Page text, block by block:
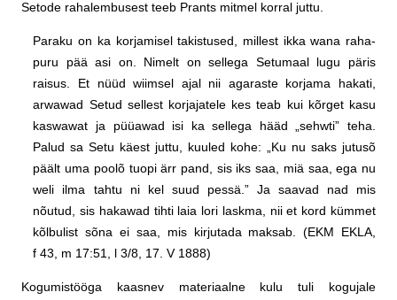
Setode rahalembusest teeb Prants mitmel korral juttu.
Paraku on ka korjamisel takistused, millest ikka wana raha-
puru pää asi on. Nimelt on sellega Setumaal lugu päris
raisus. Et nüüd wiimsel ajal nii agaraste korjama hakati,
arwawad Setud sellest korjajatele kes teab kui kõrget kasu
kaswawat ja püüawad isi ka sellega hääd „sehwti” teha.
Palud sa Setu käest juttu, kuuled kohe: „Ku nu saks jutusõ
päält uma poolõ tuopi ärr pand, sis iks saa, miä saa, ega nu
weli ilma tahtu ni kel suud pessä.” Ja saavad nad mis
nõutud, sis hakawad tihti laia lori laskma, nii et kord kümmet
kõlbulist sõna ei saa, mis kirjutada maksab. (EKM EKLA,
f 43, m 17:51, l 3/8, 17. V 1888)
Kogumistööga kaasnev materiaalne kulu tuli kogujale